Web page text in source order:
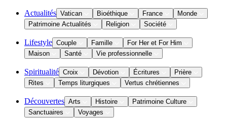
Actualités Vatican Bioéthique France
Monde
Patrimoine Actualités
Religion Société
Lifestyle Couple Famille
For Her et For Him
Maison
Santé Vie professionnelle
Spiritualité Croix Dévotion Écritures
Prière
Rites
Temps liturgiques Vertus chrétiennes
Découvertes Arts Histoire
Patrimoine Culture
Sanctuaires
Voyages